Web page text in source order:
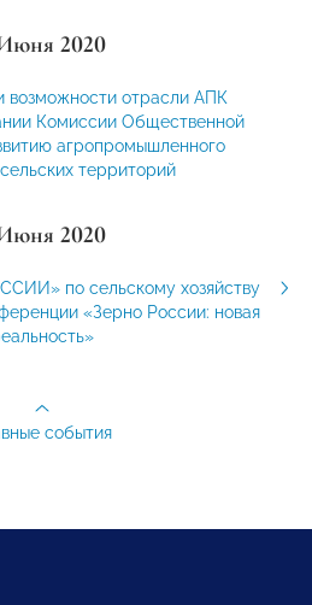
2020
возможности отрасли АПК
Комиссии Общественной
агропромышленного
территорий
2020
по сельскому хозяйству
«Зерно России: новая
события